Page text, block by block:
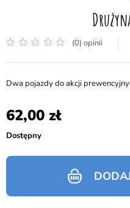
(0) opinii
Dwa pojazdy do akcji
62,00
Dostępny